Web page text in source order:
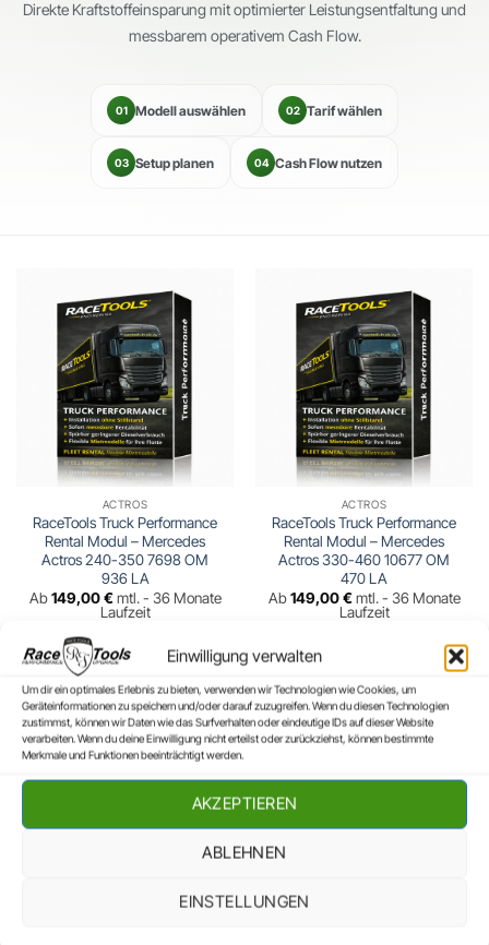
Einwilligung verwalten
Um dir ein optimales Erlebnis zu bieten, verwenden wir Technologien wie Cookies, um
Geräteinformationen zu speichern und/oder darauf zuzugreifen. Wenn du diesen Technologien
zustimmst, können wir Daten wie das Surfverhalten oder eindeutige IDs auf dieser Website
verarbeiten. Wenn du deine Einwilligung nicht erteilst oder zurückziehst, können bestimmte
Merkmale und Funktionen beeinträchtigt werden.
AKZEPTIEREN
ABLEHNEN
EINSTELLUNGEN
Direkte Kraftstoffeinsparung mit optimierter Leistungsentfaltung und
messbarem operativem Cash Flow.
01 Modell auswählen 02 Tarif wählen
03 Setup planen 04 Cash Flow nutzen
ACTROS
RaceTools Truck Performance
Rental Modul – Mercedes
Actros 240-350 7698 OM
936 LA
Ab149,00€mtl. - 36 Monate
Laufzeit
ACTROS
RaceTools Truck Performance
Rental Modul – Mercedes
Actros 330-460 10677 OM
470 LA
Ab149,00€mtl. - 36 Monate
Laufzeit